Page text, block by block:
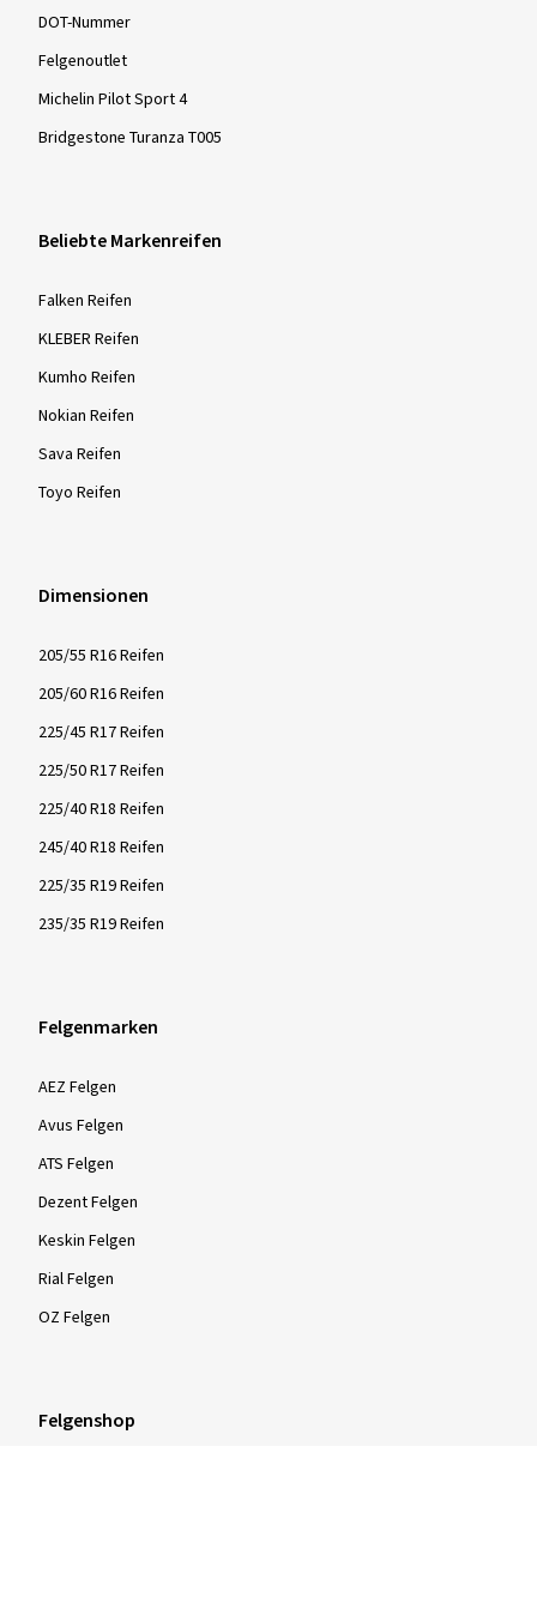
DOT-Nummer
Felgenoutlet
Michelin Pilot Sport 4
Bridgestone Turanza T005
Beliebte Markenreifen
Falken Reifen
KLEBER Reifen
Kumho Reifen
Nokian Reifen
Sava Reifen
Toyo Reifen
Dimensionen
205/55 R16 Reifen
205/60 R16 Reifen
225/45 R17 Reifen
225/50 R17 Reifen
225/40 R18 Reifen
245/40 R18 Reifen
225/35 R19 Reifen
235/35 R19 Reifen
Felgenmarken
AEZ Felgen
Avus Felgen
ATS Felgen
Dezent Felgen
Keskin Felgen
Rial Felgen
OZ Felgen
Felgenshop